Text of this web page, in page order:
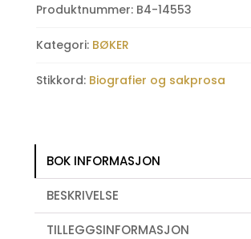
Produktnummer: B4-14553
Kategori: BØKER
Stikkord: Biografier og sakprosa
BOK INFORMASJON
BESKRIVELSE
TILLEGGSINFORMASJON